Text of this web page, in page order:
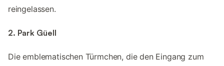
reingelassen.
2. Park Güell
Die emblematischen Türmchen, die den Eingang zum